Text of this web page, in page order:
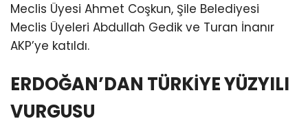
Meclis Üyesi Ahmet Coşkun, Şile Belediyesi
Meclis Üyeleri Abdullah Gedik ve Turan İnanır
AKP’ye katıldı.
ERDOĞAN’DAN TÜRKİYE YÜZYILI
VURGUSU